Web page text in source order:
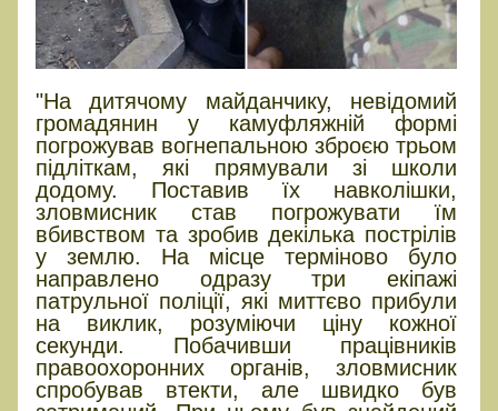
"На дитячому майданчику, невідомий
громадянин у камуфляжній формі
погрожував вогнепальною зброєю трьом
підліткам, які прямували зі школи
додому. Поставив їх навколішки,
зловмисник став погрожувати їм
вбивством та зробив декілька пострілів
у землю. На місце терміново було
направлено одразу три екіпажі
патрульної поліції, які миттєво прибули
на виклик, розуміючи ціну кожної
секунди. Побачивши працівників
правоохоронних органів, зловмисник
спробував втекти, але швидко був